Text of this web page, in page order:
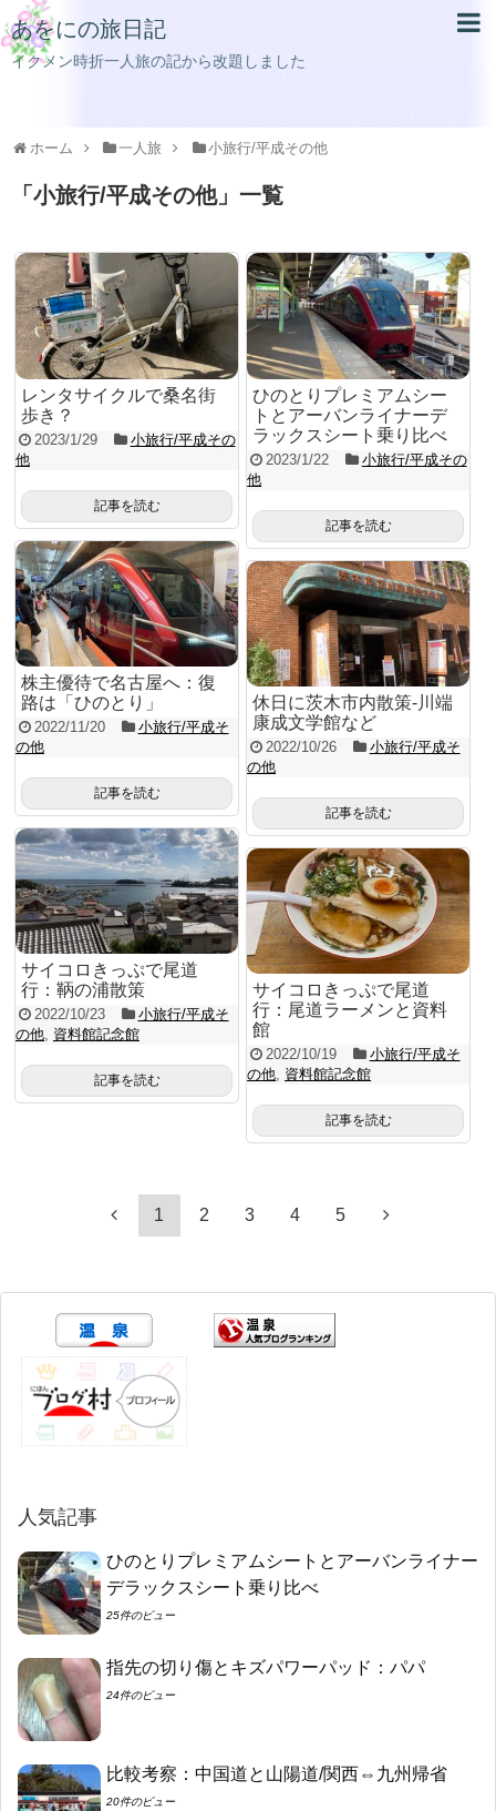
あをにの旅日記
イクメン時折一人旅の記から改題しました
ホーム 一人旅 小旅行/平成その他
「 小旅行/平成その他」 一覧
レンタサイクルで桑名街
歩き？
2023/1/29
小旅行/平成その
他
記事を読む
ひのとりプレミアムシー
トとアーバンライナーデ
ラックスシート乗り比べ
2023/1/22
小旅行/平成その
他
記事を読む
株主優待で名古屋へ：復
路は「ひのとり」
2022/11/20
小旅行/平成そ
の他
記事を読む
休日に茨木市内散策-川端
康成文学館など
2022/10/26
小旅行/平成そ
の他
記事を読む
サイコロきっぷで尾道
行：鞆の浦散策
2022/10/23
小旅行/平成そ
の他 資料館記念館
記事を読む
サイコロきっぷで尾道
行：尾道ラーメンと資料
館
2022/10/19
小旅行/平成そ
の他 資料館記念館
記事を読む
1 2 3 4 5
人気記事
ひのとりプレミアムシートとアーバンライナー
デラックスシート乗り比べ
25件のビュー
指先の切り傷とキズパワーパッド：パパ
24件のビュー
比較考察：中国道と山陽道/関西⇔九州帰省
20件のビュー